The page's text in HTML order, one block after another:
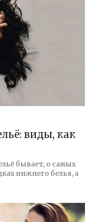
виды, как
бывает, о самых
нижнего белья, а